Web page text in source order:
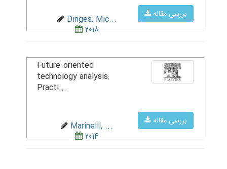
بررسی مقاله
Dinges, Mic...
2018
بررسی مقاله
Future-oriented
technology analysis:
Practi...
Marinelli, ...
2014